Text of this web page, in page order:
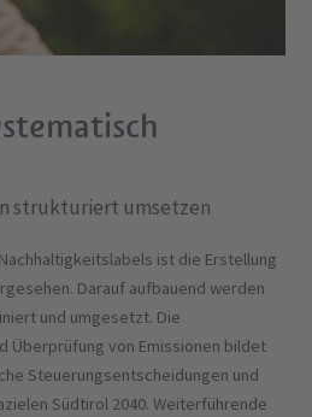
strukturiert umsetzen
ist die Erstellung
Darauf aufbauend werden
und umgesetzt. Die
Überprüfung von Emissionen bildet
Steuerungsentscheidungen und
Südtirol 2040. Weiterführende